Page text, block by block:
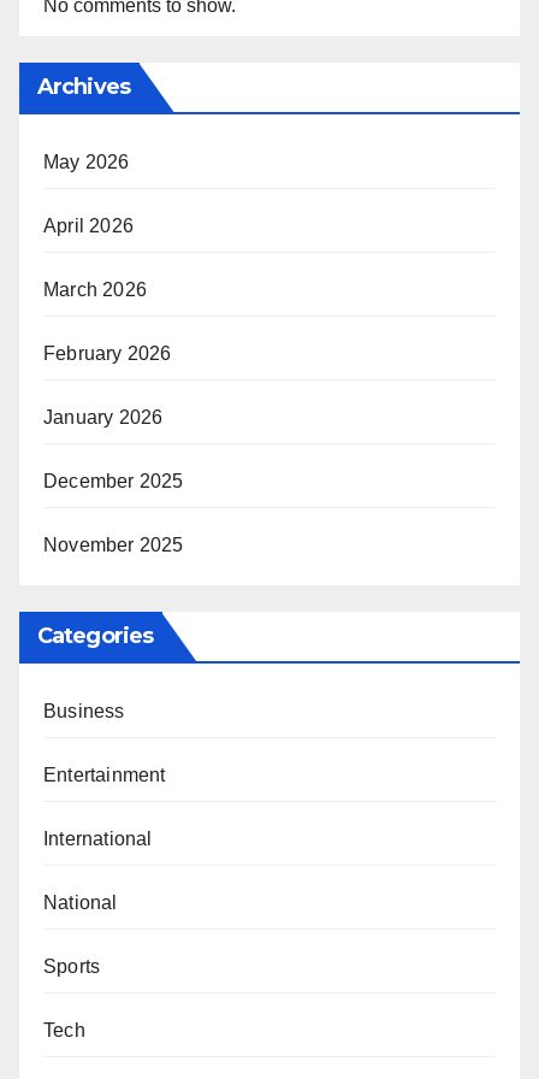
No comments to show.
Archives
May 2026
April 2026
March 2026
February 2026
January 2026
December 2025
November 2025
Categories
Business
Entertainment
International
National
Sports
Tech